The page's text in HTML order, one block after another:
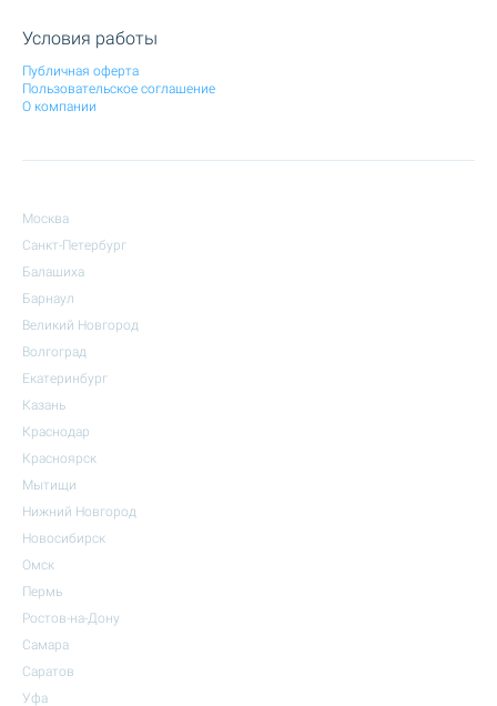
Условия работы
Публичная оферта
Пользовательское соглашение
О компании
Москва
Санкт-Петербург
Балашиха
Барнаул
Великий Новгород
Волгоград
Екатеринбург
Казань
Краснодар
Красноярск
Мытищи
Нижний Новгород
Новосибирск
Омск
Пермь
Ростов-на-Дону
Самара
Саратов
Уфа